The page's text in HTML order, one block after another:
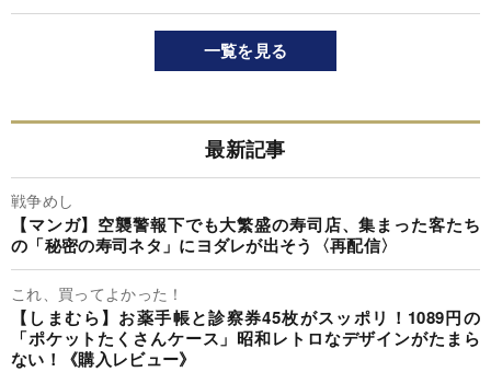
一覧を見る
最新記事
戦争めし
【マンガ】空襲警報下でも大繁盛の寿司店、集まった客たち
の「秘密の寿司ネタ」にヨダレが出そう〈再配信〉
これ、買ってよかった！
【しまむら】お薬手帳と診察券45枚がスッポリ！1089円の
「ポケットたくさんケース」昭和レトロなデザインがたまら
ない！《購入レビュー》